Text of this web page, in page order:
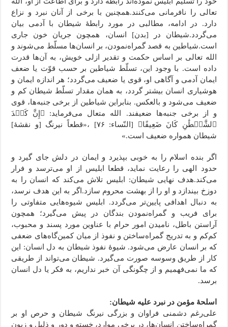
تعالی را نافرمانی می‌کنند.همچنین با برخی از آنان نبرد و نزاع
دارد. در ادامه، مطالبی در مورد رابطۀ شیطان با آدمی بیان
می‌گردد.شیطان در [بدن] انسان، همچون جریان خون جاری
است.شیاطین به قصد گمراه‌نمودن، بر انسان‌ها مسلّط می‌شوند و
الله تعالی بر اساس حکمت و تقدیر ازلی خویش، به آن‌ها قدرت
داده است. با وجود این، تسلّط شیاطین بر حسب قوّت یا ضعف
ایمان آدمی و آگاهی او، قوی یا ضعیف می‌گردد؛ هر اندازه ایمان و
هوشیاری انسان بیشتر گردد، به همان مقدار تسلّط شیطان کم و
ضعیف می‌شود و بالعکس. بنابراین شیاطین از برخی جنبه‌ها، قوی
و از برخی جنبه‌ها ضعیفند. الله متعال می‌فرماید: ﴿إِنَّ کَیۡدَ
ٱلشَّیۡطَٰنِ کَانَ ضَعِیفًا﴾ [النّساء: ۷۶] ،«قطعاً نیرنگ [و نقشۀ]
شیطان همواره ضعیف است.»
اگر بنده اسلام را به خوبی بپذیرد و ایمان در دلش جای گیرد و
حدود الهی را رعایت نماید، قطعا ابلیس از او می‌ترسد و فرار
می‌کند.هدف نهایی شیطان: ابلیس تلاش می‌کند که انسان را به
دوزخ بیندازد و او را از بهشت محروم سازد.اگر به این هدف نرسد،
به دنبال اهدافی پایین‌تر می‌گردد. ابلیس شیوه‌هایی متفاوتی را
برای فریب و گمراه‌نمودن بندگان در پیش می‌گیرد؛ همچون
آراستن باطل، نامیدن امور حرام با عناوین مورد پسند و محبوب،
کم‌کم و به تدریج گمراه‌ساختن و نفوذ از میان کمین‌گاه‌های ضعفی
که بر انسان عارض می‌شود. شیوۀ نفوذ شیطان به دل انسان: این
کار از طریق وسوسه صورت می‌گیرد. شیطان می‌تواند از طریقی
که ما نمی‌فهمیم و از چگونگی آن خبر نداریم، به فکر یا دل انسان
برسد.
اسلحۀ مؤمن در نبرد علیه شیطان:
علی‌رغم دشمنی فراوان و بزرگی نیرنگ شیطان و حرص او بر
گمراه‌ساختن انسان‌ها، در برخی موارد، خسته و دور و ذلیل و زبون